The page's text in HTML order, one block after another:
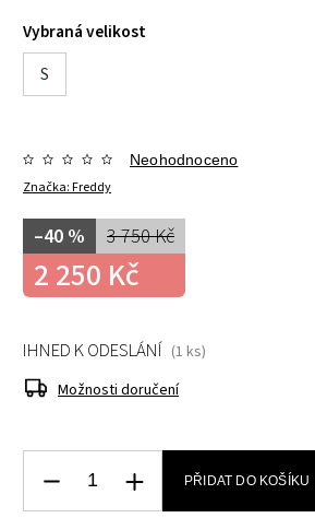
Vybraná velikost
S
Značka:Freddy
Neohodnoceno
3 750 Kč
–40 %
2 250 Kč
IHNED K ODESLÁNÍ (1 ks)
Možnosti doručení
PŘIDAT DO KOŠÍKU